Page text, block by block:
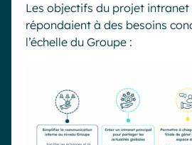
Les objectifs du projet intranet
répondaient à des besoins
l’échelle du Groupe :